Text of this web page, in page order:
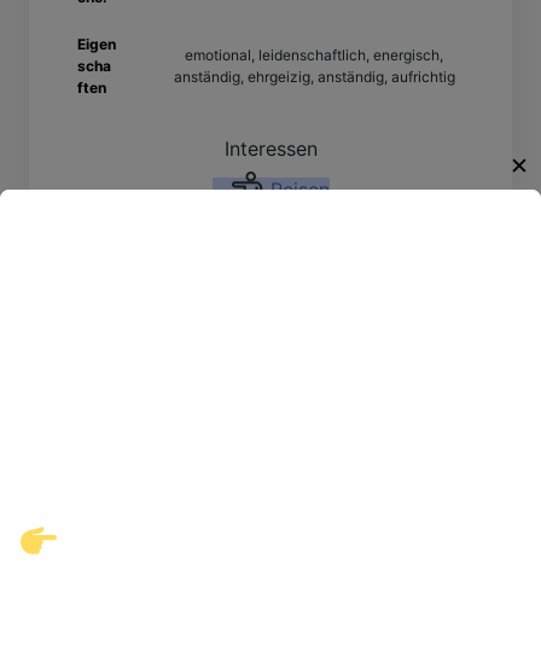
Eigen
scha
ften
emotional, leidenschaftlich, energisch,
anständig, ehrgeizig, anständig, aufrichtig
Interessen
Reisen
✕